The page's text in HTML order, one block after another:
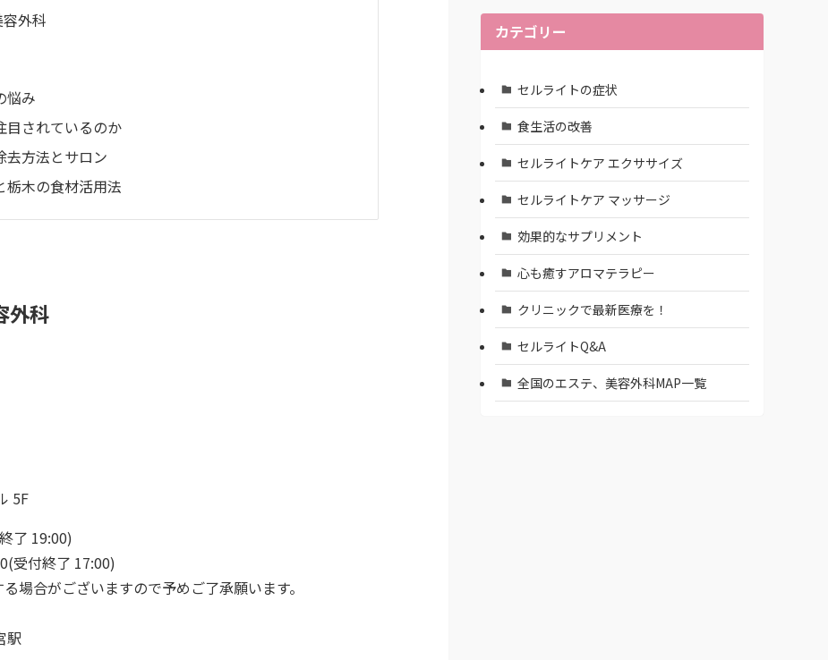
外科
悩み
目されているのか
去方法とサロン
栃木の食材活用法
外科
5F
了 19:00)
終了 17:00)
場合がございますので予めご了承願います。
駅
カテゴリー
セルライトの症状
食生活の改善
セルライトケア エクササイズ
セルライトケア マッサージ
効果的なサプリメント
心も癒すアロマテラピー
クリニックで最新医療を！
セルライトQ&A
全国のエステ、美容外科MAP一覧